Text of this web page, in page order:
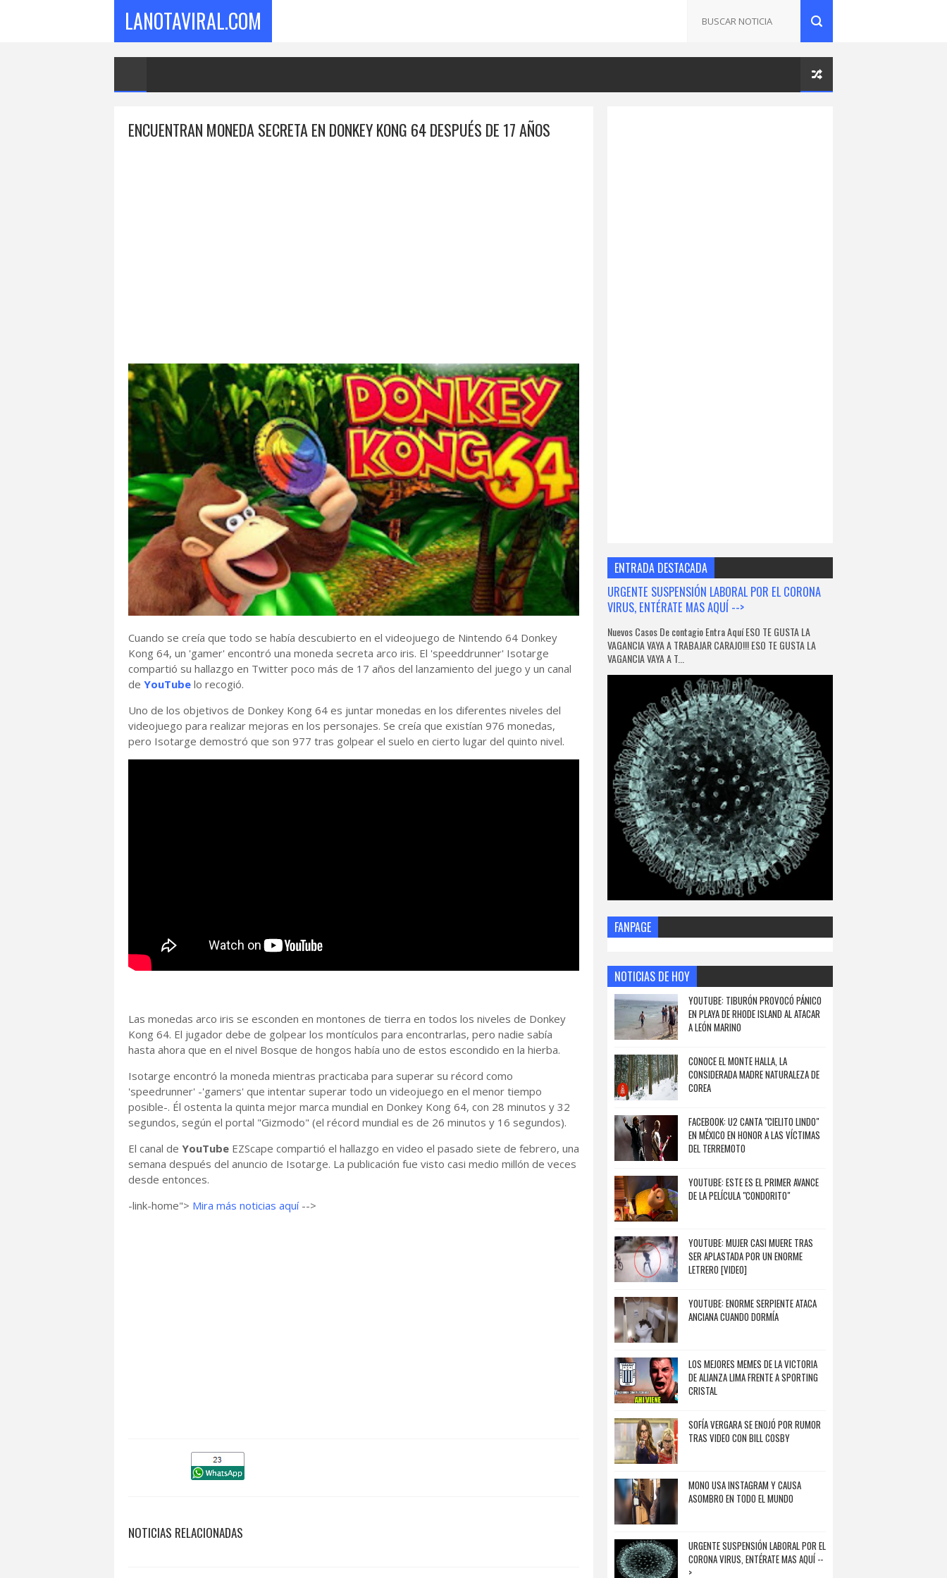
LANOTAVIRAL.COM
ENCUENTRAN MONEDA SECRETA EN DONKEY KONG 64 DESPUÉS DE 17 AÑOS
Cuando se creía que todo se había descubierto en el videojuego de Nintendo 64 Donkey
Kong 64, un 'gamer' encontró una moneda secreta arco iris. El 'speeddrunner' Isotarge
compartió su hallazgo en Twitter poco más de 17 años del lanzamiento del juego y un canal
de YouTube lo recogió.
Uno de los objetivos de Donkey Kong 64 es juntar monedas en los diferentes niveles del
videojuego para realizar mejoras en los personajes. Se creía que existían 976 monedas,
pero Isotarge demostró que son 977 tras golpear el suelo en cierto lugar del quinto nivel.
Las monedas arco iris se esconden en montones de tierra en todos los niveles de Donkey
Kong 64. El jugador debe de golpear los montículos para encontrarlas, pero nadie sabía
hasta ahora que en el nivel Bosque de hongos había uno de estos escondido en la hierba.
Isotarge encontró la moneda mientras practicaba para superar su récord como
'speedrunner' -'gamers' que intentar superar todo un videojuego en el menor tiempo
posible-. Él ostenta la quinta mejor marca mundial en Donkey Kong 64, con 28 minutos y 32
segundos, según el portal "Gizmodo" (el récord mundial es de 26 minutos y 16 segundos).
El canal de YouTube EZScape compartió el hallazgo en video el pasado siete de febrero, una
semana después del anuncio de Isotarge. La publicación fue visto casi medio millón de veces
desde entonces.
-link-home"> Mira más noticias aquí-->
NOTICIAS RELACIONADAS
ENTRADA DESTACADA
URGENTE SUSPENSIÓN LABORAL POR EL CORONA
VIRUS, ENTÉRATE MAS AQUÍ -->
Nuevos Casos De contagio Entra Aquí ESO TE GUSTA LA
VAGANCIA VAYA A TRABAJAR CARAJO!!! ESO TE GUSTA LA
VAGANCIA VAYA A T...
FANPAGE
NOTICIAS DE HOY
YOUTUBE: TIBURÓN PROVOCÓ PÁNICO
EN PLAYA DE RHODE ISLAND AL ATACAR
A LEÓN MARINO
CONOCE EL MONTE HALLA, LA
CONSIDERADA MADRE NATURALEZA DE
COREA
FACEBOOK: U2 CANTA "CIELITO LINDO"
EN MÉXICO EN HONOR A LAS VÍCTIMAS
DEL TERREMOTO
YOUTUBE: ESTE ES EL PRIMER AVANCE
DE LA PELÍCULA "CONDORITO"
YOUTUBE: MUJER CASI MUERE TRAS
SER APLASTADA POR UN ENORME
LETRERO [VIDEO]
YOUTUBE: ENORME SERPIENTE ATACA
ANCIANA CUANDO DORMÍA
LOS MEJORES MEMES DE LA VICTORIA
DE ALIANZA LIMA FRENTE A SPORTING
CRISTAL
SOFÍA VERGARA SE ENOJÓ POR RUMOR
TRAS VIDEO CON BILL COSBY
MONO USA INSTAGRAM Y CAUSA
ASOMBRO EN TODO EL MUNDO
URGENTE SUSPENSIÓN LABORAL POR EL
CORONA VIRUS, ENTÉRATE MAS AQUÍ --
>